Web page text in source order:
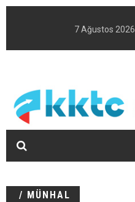
7 Ağustos 2026
/ MÜNHAL